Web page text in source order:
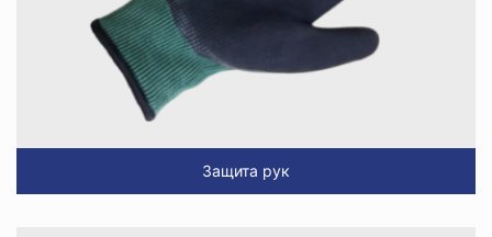
Защита рук